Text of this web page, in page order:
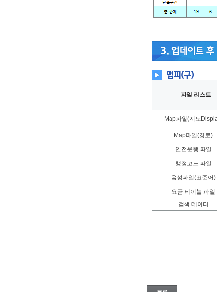
파일 리스트
Map파일(지도
Map파일(경로)
안전운행 파일
행정코드 파일
음성파일(표준어)
요금 테이블 파일
검색 데이터